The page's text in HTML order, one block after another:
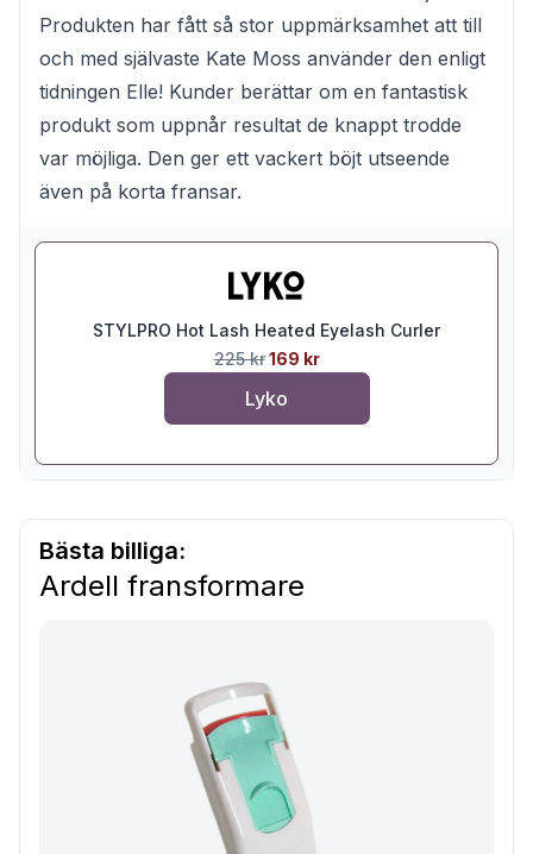
Produkten har fått så stor uppmärksamhet att till
och med självaste Kate Moss använder den enligt
tidningen Elle! Kunder berättar om en fantastisk
produkt som uppnår resultat de knappt trodde
var möjliga. Den ger ett vackert böjt utseende
även på korta fransar.
STYLPRO Hot Lash Heated Eyelash Curler
225 kr 169 kr
Lyko
Bästa billiga:
Ardell fransformare